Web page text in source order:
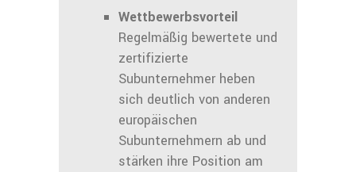
Wettbewerbsvorteil
Regelmäßig bewertete und
zertifizierte
Subunternehmer heben
sich deutlich von anderen
europäischen
Subunternehmern ab und
stärken ihre Position am